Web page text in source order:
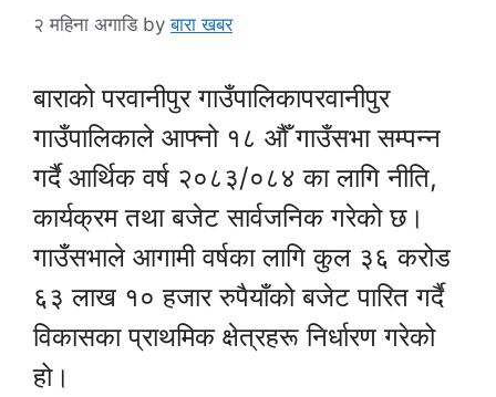
२ महिना अगाडि byबारा खबर
बाराको परवानीपुर गाउँपालिकापरवानीपुर
गाउँपालिकाले आफ्नो १८ औँ गाउँसभा सम्पन्न
गर्दै आर्थिक वर्ष २०८३/०८४ का लागि नीति,
कार्यक्रम तथा बजेट सार्वजनिक गरेको छ।
गाउँसभाले आगामी वर्षका लागि कुल ३६ करोड
६३ लाख १० हजार रुपैयाँको बजेट पारित गर्दै
विकासका प्राथमिक क्षेत्रहरू निर्धारण गरेको
हो।